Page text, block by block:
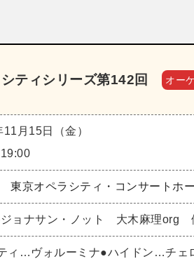
ティシリーズ第142回 オー
月15日（金）
東京オペラシティ・コンサートホ
ョナサン・ノット 大木麻理org
ィ…ヴォルーミナ●ハイドン…チェ